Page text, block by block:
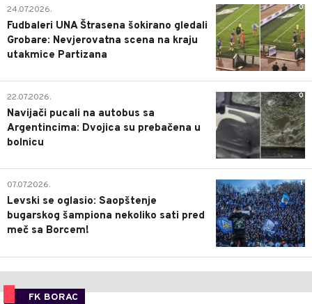
0
24.07.2026.
Fudbaleri UNA Štrasena šokirano gledali
Grobare: Nevjerovatna scena na kraju
utakmice Partizana
0
22.07.2026.
Navijači pucali na autobus sa
Argentincima: Dvojica su prebačena u
bolnicu
1
07.07.2026.
Levski se oglasio: Saopštenje
bugarskog šampiona nekoliko sati pred
meč sa Borcem!
FK BORAC